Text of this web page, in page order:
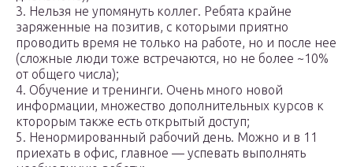
3. Нельзя не упомянуть коллег. Ребята крайне
заряженные на позитив, с которыми приятно
проводить время не только на работе, но и после нее
(сложные люди тоже встречаются, но не более ~10%
от общего числа);
4. Обучение и тренинги. Очень много новой
информации, множество дополнительных курсов к
кторорым также есть открытый доступ;
5. Ненормированный рабочий день. Можно и в 11
приехать в офис, главное — успевать выполнять